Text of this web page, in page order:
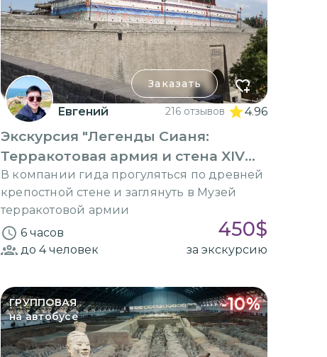
Заказать
Евгений 216 отзывов 4.96
Экскурсия "Легенды Сианя:
Терракотовая армия и стена XIV
века"
В компании гида прогуляться по древней
крепостной стене и заглянуть в Музей
терракотовой армии
6 часов
450$
до 4человек за экскурсию
ГРУППОВАЯ
на автобусе
-10%